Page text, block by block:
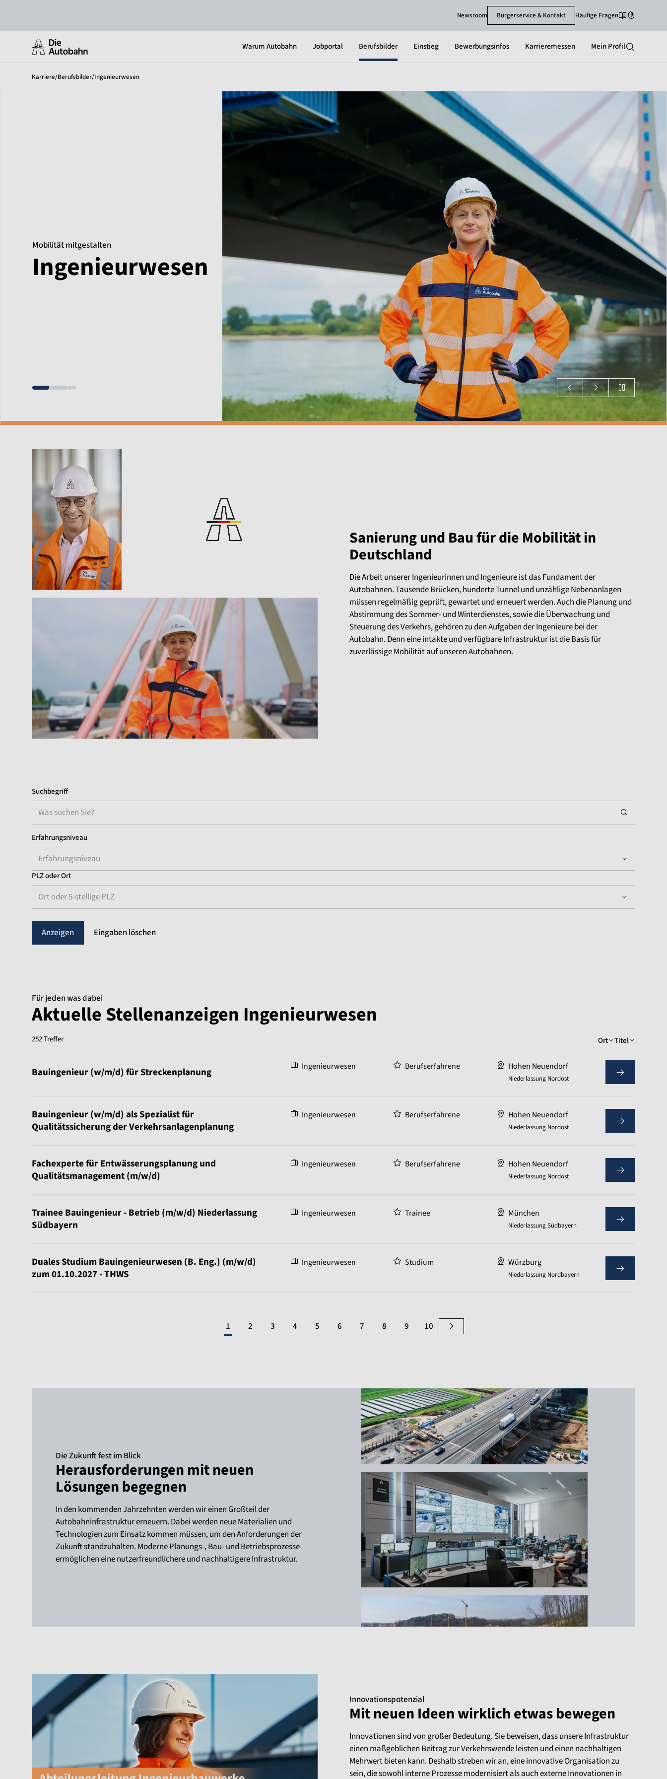
Newsroom Bürgerservice & Kontakt Häufige FragenLeichte-Sprache
Warum Autobahn Jobportal Berufsbilder Einstieg Bewerbungsinfos Karrieremessen Mein Profil
Karriere/Berufsbilder/Ingenieurwesen
Mobilität mitgestalten
Ingenieurwesen
Sanierung und Bau für die Mobilität in
Deutschland
Die Arbeit unserer Ingenieurinnen und Ingenieure ist das Fundament der
Autobahnen. Tausende Brücken, hunderte Tunnel und unzählige Nebenanlagen
müssen regelmäßig geprüft, gewartet und erneuert werden. Auch die Planung und
Abstimmung des Sommer- und Winterdienstes, sowie die Überwachung und
Steuerung des Verkehrs, gehören zu den Aufgaben der Ingenieure bei der
Autobahn. Denn eine intakte und verfügbare Infrastruktur ist die Basis für
zuverlässige Mobilität auf unseren Autobahnen.
Suchbegriff
Erfahrungsniveau
Erfahrungsniveau
PLZ oder Ort
Ort oder 5-stellige PLZ
Eingaben löschen
Für jeden was dabei
Aktuelle Stellenanzeigen Ingenieurwesen
252 Treffer Ort Titel
Bauingenieur (w/m/d) für Streckenplanung Ingenieurwesen Berufserfahrene Hohen Neuendorf
Niederlassung Nordost
Bauingenieur (w/m/d) als Spezialist für
Qualitätssicherung der Verkehrsanlagenplanung
Ingenieurwesen Berufserfahrene Hohen Neuendorf
Niederlassung Nordost
Fachexperte für Entwässerungsplanung und
Qualitätsmanagement (m/w/d)
Ingenieurwesen Berufserfahrene Hohen Neuendorf
Niederlassung Nordost
Trainee Bauingenieur - Betrieb (m/w/d) Niederlassung
Südbayern
Ingenieurwesen Trainee München
Niederlassung Südbayern
Duales Studium Bauingenieurwesen (B. Eng.) (m/w/d)
zum 01.10.2027 - THWS
Ingenieurwesen Studium Würzburg
Niederlassung Nordbayern
1 2 3 4 5 6 7 8 9 10
Die Zukunft fest im Blick
Herausforderungen mit neuen
Lösungen begegnen
In den kommenden Jahrzehnten werden wir einen Großteil der
Autobahninfrastruktur erneuern. Dabei werden neue Materialien und
Technologien zum Einsatz kommen müssen, um den Anforderungen der
Zukunft standzuhalten. Moderne Planungs-, Bau- und Betriebsprozesse
ermöglichen eine nutzerfreundlichere und nachhaltigere Infrastruktur.
Innovationspotenzial
Mit neuen Ideen wirklich etwas bewegen
Innovationen sind von großer Bedeutung. Sie beweisen, dass unsere Infrastruktur
einen maßgeblichen Beitrag zur Verkehrswende leisten und einen nachhaltigen
Mehrwert bieten kann. Deshalb streben wir an, eine innovative Organisation zu
sein, die sowohl interne Prozesse modernisiert als auch externe Innovationen in